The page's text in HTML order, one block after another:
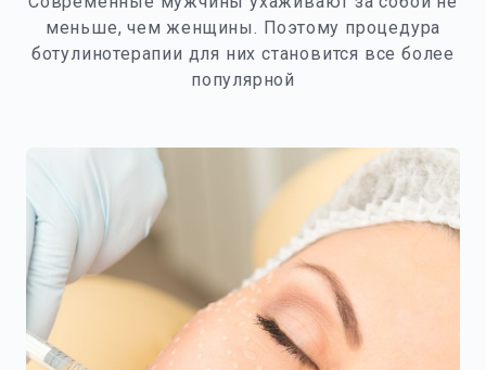
меньше, чем женщины. Поэтому процедура
ботулинотерапии для них становится все более
популярной